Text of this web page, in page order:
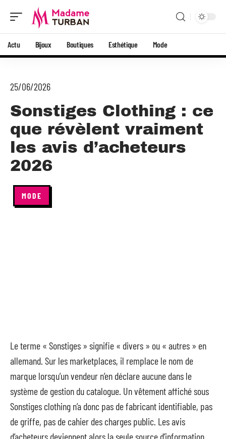
Actu Bijoux Boutiques Esthétique Mode
25/06/2026
Sonstiges Clothing : ce
que révèlent vraiment
les avis d’acheteurs
2026
MODE
Le terme « Sonstiges » signifie « divers » ou « autres » en
allemand. Sur les marketplaces, il remplace le nom de
marque lorsqu’un vendeur n’en déclare aucune dans le
système de gestion du catalogue. Un vêtement affiché sous
Sonstiges clothing n’a donc pas de fabricant identifiable, pas
de griffe, pas de cahier des charges public. Les avis
d’acheteurs deviennent alors la seule source d’information